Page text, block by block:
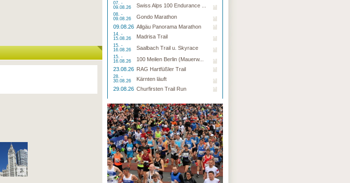
07. -
09.08.26
Swiss Alps 100 Endurance ...
08. -
09.08.26
Gondo Marathon
09.08.26 Allgäu Panorama Marathon
14. -
15.08.26
Madrisa Trail
15. -
16.08.26
Saalbach Trail u. Skyrace
15. -
16.08.26
100 Meilen Berlin (Mauerw...
23.08.26 RAG Hartfüßler Trail
28. -
30.08.26
Kärnten läuft
29.08.26 Churfirsten Trail Run